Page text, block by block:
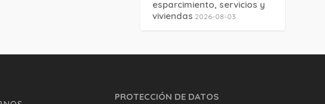
esparcimiento, servicios y
viviendas 2026-08-03
PROTECCIÓN DE DATOS